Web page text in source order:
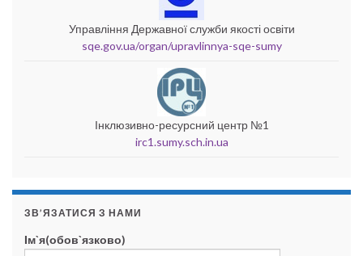
Управління Державної служби якості освіти
sqe.gov.ua/organ/upravlinnya-sqe-sumy
Інклюзивно-ресурсний центр №1
irc1.sumy.sch.in.ua
ЗВ’ЯЗАТИСЯ З НАМИ
Ім`я(обов`язково)